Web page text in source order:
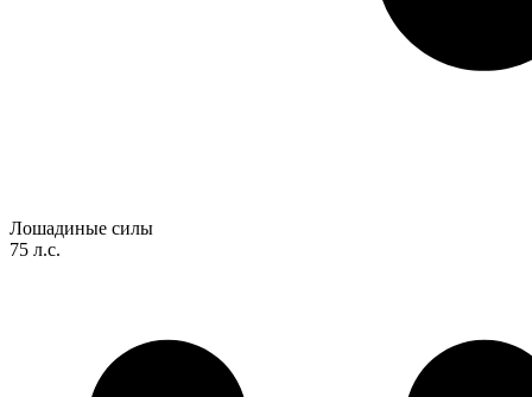
Лошадиные силы
75 л.с.